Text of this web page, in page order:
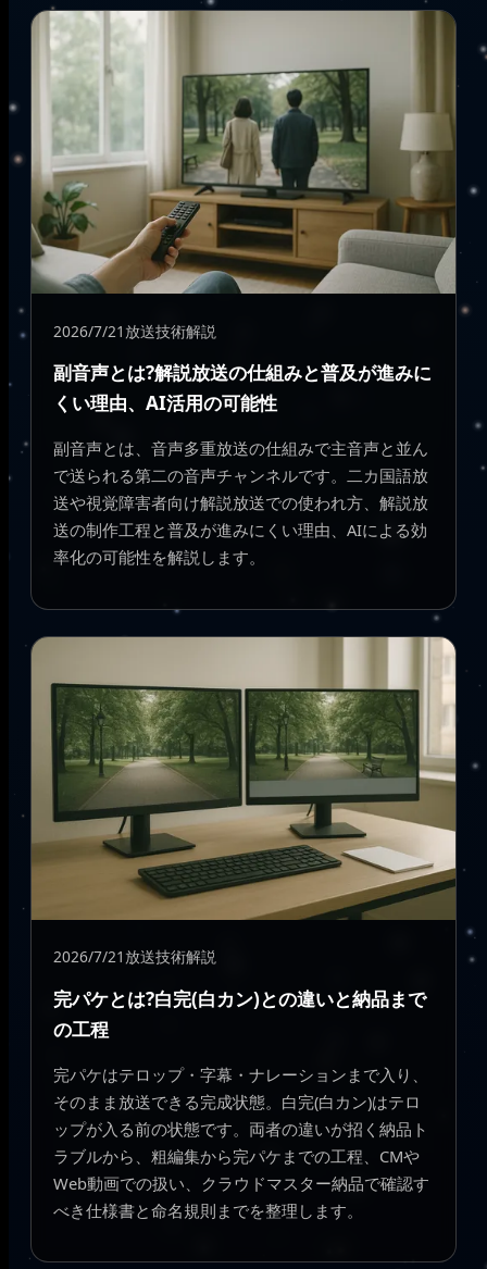
2026/7/21 放送技術解説
副音声とは?解説放送の仕組みと普及が進みに
くい理由、AI活用の可能性
副音声とは、音声多重放送の仕組みで主音声と並ん
で送られる第二の音声チャンネルです。二カ国語放
送や視覚障害者向け解説放送での使われ方、解説放
送の制作工程と普及が進みにくい理由、AIによる効
率化の可能性を解説します。
2026/7/21 放送技術解説
完パケとは?白完(白カン)との違いと納品まで
の工程
完パケはテロップ・字幕・ナレーションまで入り、
そのまま放送できる完成状態。白完(白カン)はテロ
ップが入る前の状態です。両者の違いが招く納品ト
ラブルから、粗編集から完パケまでの工程、CMや
Web動画での扱い、クラウドマスター納品で確認す
べき仕様書と命名規則までを整理します。